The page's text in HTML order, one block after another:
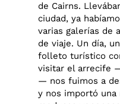
de Cairns.
ciudad, ya
varias galerías de
de viaje. Un día,
folleto turístico
visitar el arrecife
— nos fuimos a
y nos importó una